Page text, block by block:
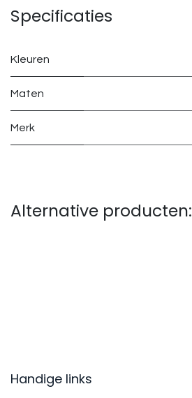
Specificaties
Kleuren
Maten
Merk
Alternative producten:
Handige links